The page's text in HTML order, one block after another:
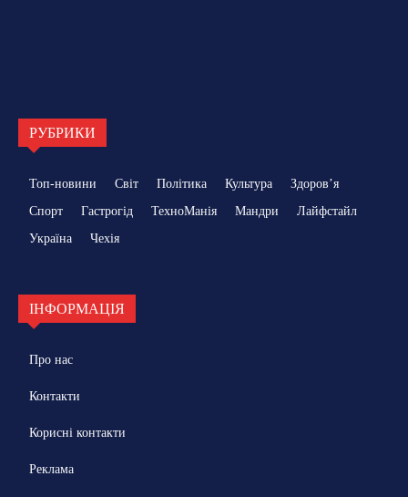
РУБРИКИ
Топ-новини Світ Політика Культура
Здоровʼя
Спорт
Гастрогід ТехноМанія Мандри
Лайфстайл
Україна
Чехія
ІНФОРМАЦІЯ
Про нас
Контакти
Корисні контакти
Реклама